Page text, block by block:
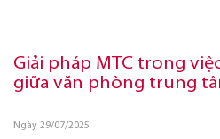
Giải pháp MTC trong
giữa văn phòng trung
Ngày 29/07/2025
GIẢI PHÁP
TRI THỨC